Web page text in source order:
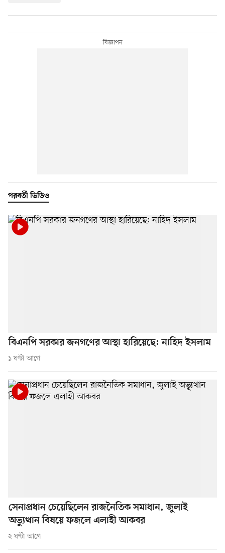
পরবর্তী ভিডিও
বিএনপি সরকার জনগণের আস্থা হারিয়েছে: নাহিদ ইসলাম
১ ঘণ্টা আগে
সেনাপ্রধান চেয়েছিলেন রাজনৈতিক সমাধান, জুলাই
অভ্যুত্থান বিষয়ে ফজলে এলাহী আকবর
২ ঘণ্টা আগে